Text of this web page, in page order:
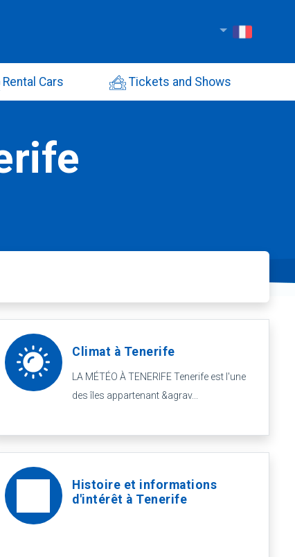
Rental Cars Tickets and Shows
Climat à Tenerife
LA MÉTÉO À TENERIFE Tenerife est l'une
des îles appartenant &agrav...
Histoire et informations
d'intérêt à Tenerife